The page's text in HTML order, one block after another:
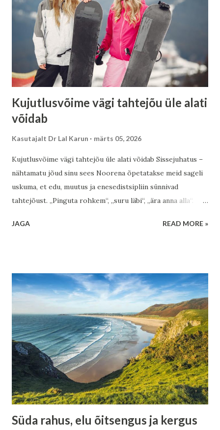
Kujutlusvõime vägi tahtejõu üle alati
võidab
Kasutajalt Dr Lal Karun märts 05, 2026
Kujutlusvõime vägi tahtejõu üle alati võidab Sissejuhatus –
nähtamatu jõud sinu sees Noorena õpetatakse meid sageli
uskuma, et edu, muutus ja enesedistsipliin sünnivad
tahtejõust. „Pinguta rohkem“, „suru läbi“, „ära anna alla“.
ja vaiksemale: alati võidab kujutlusvõime tahtejõu üle, ilma
see, mida su sisemine pilt toidab. Mis on kujutlusvõime
tegelikult Kujutlusvõime ei ole lihtsalt fantaasia või
unistamine. See on sisemine keel, mille kaudu teadvus
suhtleb kehaga ja eluga. Kõik, mida sa sügaval sisimas pead
võimalikuks, tõeliseks või vältimatuks, on kujutlus. Kujutlus
ei küsi luba. Ta töötab pidevalt, ka siis, kui sa seda ei märka.
Ja just seetõttu on ta nii võimas. Tahtejõu piirid Tahtejõud
on pingutus. See on otsus sundida end tegema midagi
hoolimata s...
JAGA READ MORE »
Süda rahus, elu õitsengus ja kergus